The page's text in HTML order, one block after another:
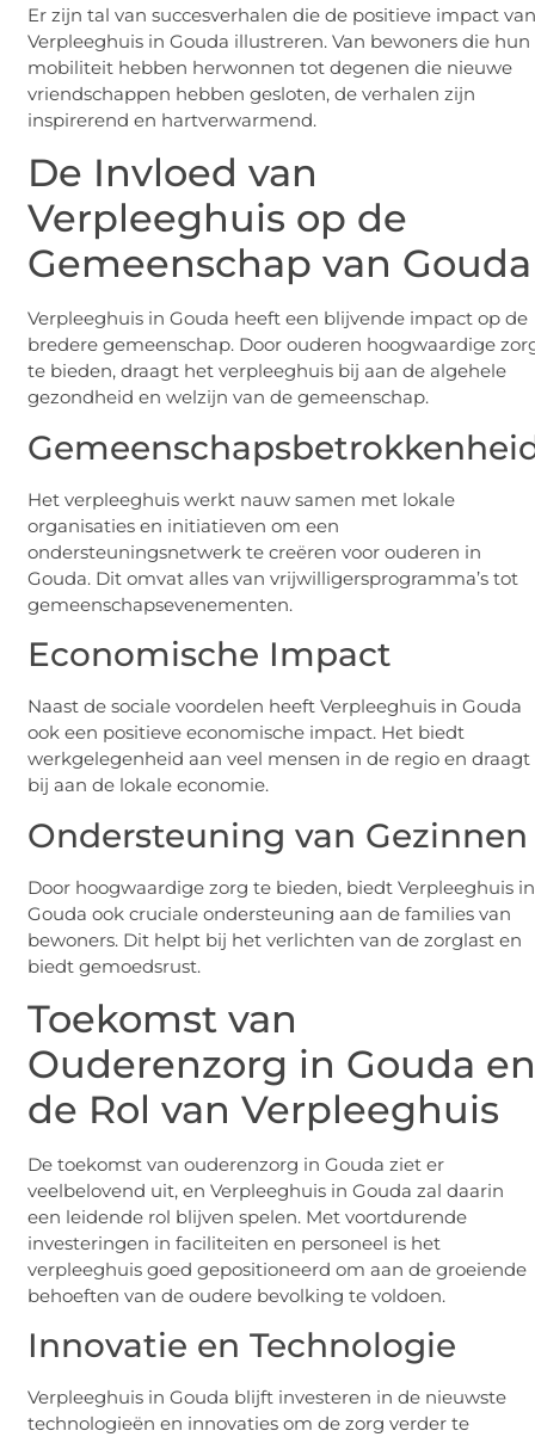
Er zijn tal van succesverhalen die de positieve impact
Verpleeghuis in Gouda illustreren. Van bewoners die hun
mobiliteit hebben herwonnen tot degenen die nieuwe
vriendschappen hebben gesloten, de verhalen zijn
inspirerend en hartverwarmend.
De Invloed van
Verpleeghuis op de
Gemeenschap van Gouda
Verpleeghuis in Gouda heeft een blijvende impact op de
bredere gemeenschap. Door ouderen hoogwaardige
te bieden, draagt het verpleeghuis bij aan de algehele
gezondheid en welzijn van de gemeenschap.
Het verpleeghuis werkt nauw samen met lokale
organisaties en initiatieven om een
ondersteuningsnetwerk te creëren voor ouderen in
Gouda. Dit omvat alles van vrijwilligersprogramma’s tot
gemeenschapsevenementen.
Economische Impact
Naast de sociale voordelen heeft Verpleeghuis in Gouda
ook een positieve economische impact. Het biedt
werkgelegenheid aan veel mensen in de regio en draagt
bij aan de lokale economie.
Ondersteuning van Gezinnen
Door hoogwaardige zorg te bieden, biedt Verpleeghuis in
Gouda ook cruciale ondersteuning aan de families van
bewoners. Dit helpt bij het verlichten van de zorglast en
biedt gemoedsrust.
Toekomst van
Ouderenzorg in Gouda
de Rol van Verpleeghuis
De toekomst van ouderenzorg in Gouda ziet er
veelbelovend uit, en Verpleeghuis in Gouda zal daarin
een leidende rol blijven spelen. Met voortdurende
investeringen in faciliteiten en personeel is het
verpleeghuis goed gepositioneerd om aan de groeiende
behoeften van de oudere bevolking te voldoen.
Innovatie en Technologie
Verpleeghuis in Gouda blijft investeren in de nieuwste
technologieën en innovaties om de zorg verder te